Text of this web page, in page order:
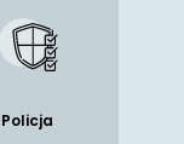
Policja